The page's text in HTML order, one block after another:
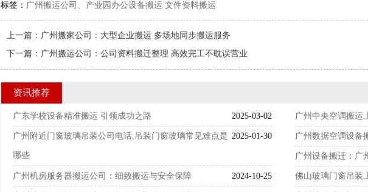
标签： 广州搬运公司、产业园办公设备搬运 文件资料搬运
上一篇： 广州搬家公司：大型企业搬运 多场地同步搬运服务
下一篇： 广州搬运公司：公司资料搬迁整理 高效完工不耽误营业
资讯推荐
2025-03-02
广东学校设备精准搬运 引领成功之路 广州中央空调搬运
2025-01-30
广州附近门窗玻璃吊装公司电话,吊装门窗玻璃常见难点是
哪些
广州数据空调设备
广州设备搬迁：广
2024-10-25
广州机房服务器搬运公司：细致搬运与安全保障 佛山玻璃门窗吊装